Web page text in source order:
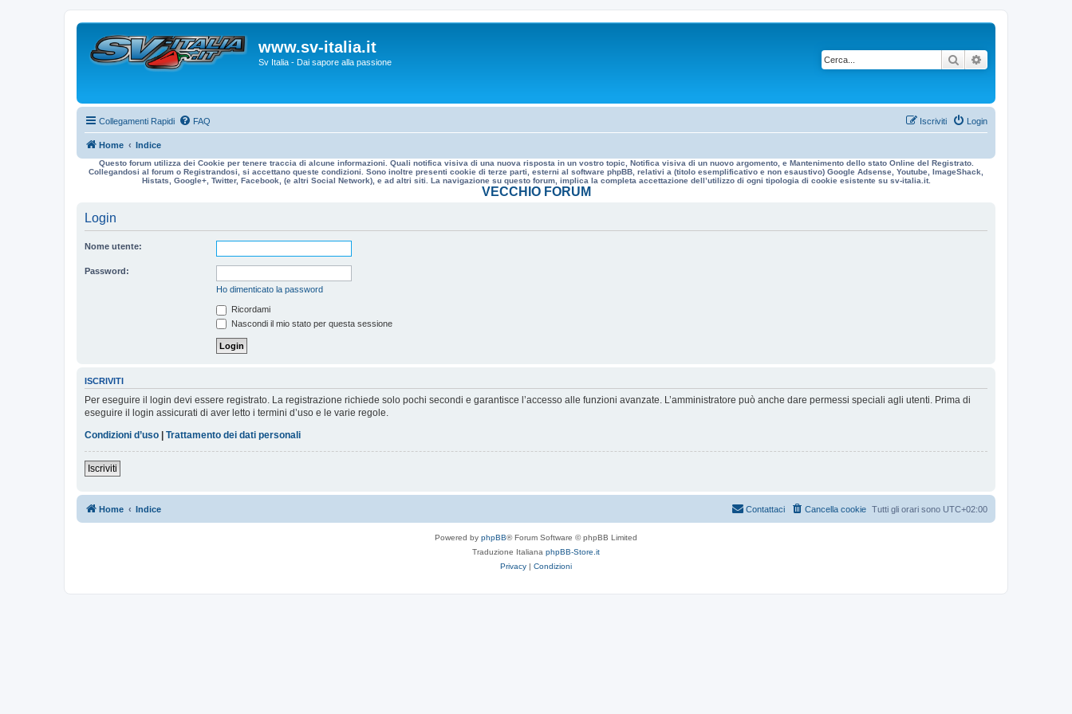
www.sv-italia.it
Sv Italia - Dai sapore alla passione Cerca
Collegamenti Rapidi FAQ Login
Iscriviti
Home Indice
Questo forum utilizza dei Cookie per tenere traccia di alcune informazioni. Quali notifica visiva di una nuova risposta in un vostro topic, Notifica visiva di un nuovo argomento, e Mantenimento dello stato Online del Registrato.
Collegandosi al forum o Registrandosi, si accettano queste condizioni. Sono inoltre presenti cookie di terze parti, esterni al software phpBB, relativi a (titolo esemplificativo e non esaustivo) Google Adsense, Youtube, ImageShack,
Histats, Google+, Twitter, Facebook, (e altri Social Network), e ad altri siti. La navigazione su questo forum, implica la completa accettazione dell’utilizzo di ogni tipologia di cookie esistente su sv-italia.it.
VECCHIO FORUM
Login
Nome utente:
Password:
Ho dimenticato la password
Ricordami
Nascondi il mio stato per questa sessione
ISCRIVITI
Per eseguire il login devi essere registrato. La registrazione richiede solo pochi secondi e garantisce l’accesso alle funzioni avanzate. L’amministratore può anche dare permessi speciali agli utenti. Prima di
eseguire il login assicurati di aver letto i termini d’uso e le varie regole.
Condizioni d’uso | Trattamento dei dati personali
Iscriviti
Home Indice Tutti gli orari sono UTC+02:00
Cancella cookie
Contattaci
Powered by phpBB® Forum Software © phpBB Limited
Traduzione Italiana phpBB-Store.it
Privacy | Condizioni